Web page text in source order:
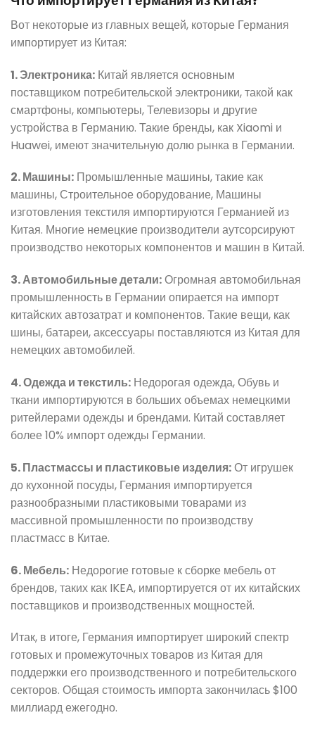
Вот некоторые из главных вещей, которые Германия
импортирует из Китая:
1. Электроника: Китай является основным
поставщиком потребительской электроники, такой как
смартфоны, компьютеры, Телевизоры и другие
устройства в Германию. Такие бренды, как Xiaomi и
Huawei, имеют значительную долю рынка в Германии.
2. Машины: Промышленные машины, такие как
машины, Строительное оборудование, Машины
изготовления текстиля импортируются Германией из
Китая. Многие немецкие производители аутсорсируют
производство некоторых компонентов и машин в Китай.
3. Автомобильные детали:Огромная автомобильная
промышленность в Германии опирается на импорт
китайских автозатрат и компонентов. Такие вещи, как
шины, батареи, аксессуары поставляются из Китая для
немецких автомобилей.
4. Одежда и текстиль: Недорогая одежда, Обувь и
ткани импортируются в больших объемах немецкими
ритейлерами одежды и брендами. Китай составляет
более 10% импорт одежды Германии.
5. Пластмассы и пластиковые изделия:От игрушек
до кухонной посуды, Германия импортируется
разнообразными пластиковыми товарами из
массивной промышленности по производству
пластмасс в Китае.
6. Мебель: Недорогие готовые к сборке мебель от
брендов, таких как IKEA, импортируется от их китайских
поставщиков и производственных мощностей.
Итак, в итоге, Германия импортирует широкий спектр
готовых и промежуточных товаров из Китая для
поддержки его производственного и потребительского
секторов. Общая стоимость импорта закончилась $100
миллиард ежегодно.